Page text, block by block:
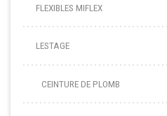
FLEXIBLES MIFLEX
LESTAGE
CEINTURE DE PLOMB